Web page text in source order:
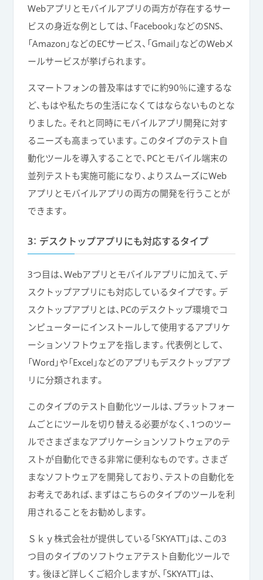
Webアプリとモバイルアプリの両方が存在するサー
ビスの身近な例としては、「Facebook」などのSNS、
「Amazon」などのECサービス、「Gmail」などのWebメ
ールサービスが挙げられます。
スマートフォンの普及率はすでに約90％に達するな
ど、もはや私たちの生活になくてはならないものとな
りました。それと同時にモバイルアプリ開発に対す
るニーズも高まっています。このタイプのテスト自
動化ツールを導入することで、PCとモバイル端末の
並列テストも実施可能になり、よりスムーズにWeb
アプリとモバイルアプリの両方の開発を行うことが
できます。
3： デスクトップアプリにも対応するタイプ
3つ目は、Webアプリとモバイルアプリに加えて、デ
スクトップアプリにも対応しているタイプです。デ
スクトップアプリとは、PCのデスクトップ環境でコ
ンピューターにインストールして使用するアプリケ
ーションソフトウェアを指します。代表例として、
「Word」や「Excel」などのアプリもデスクトップアプ
リに分類されます。
このタイプのテスト自動化ツールは、プラットフォー
ムごとにツールを切り替える必要がなく、1つのツー
ルでさまざまなアプリケーションソフトウェアのテ
ストが自動化できる非常に便利なものです。さまざ
まなソフトウェアを開発しており、テストの自動化を
お考えであれば、まずはこちらのタイプのツールを利
用されることをお勧めします。
Ｓｋｙ株式会社が提供している「SKYATT」は、この3
つ目のタイプのソフトウェアテスト自動化ツールで
す。後ほど詳しくご紹介しますが、「SKYATT」は、